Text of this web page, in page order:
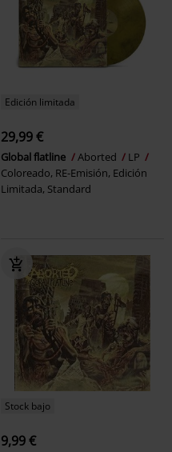
Edición limitada
29,99 €
Global flatline Aborted
LP
Coloreado, RE-Emisión, Edición
Limitada, Standard
Stock bajo
9,99 €